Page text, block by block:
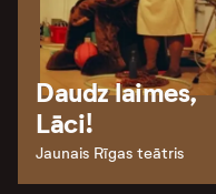
Daudz laimes,
Lāci!
Jaunais Rīgas teātris